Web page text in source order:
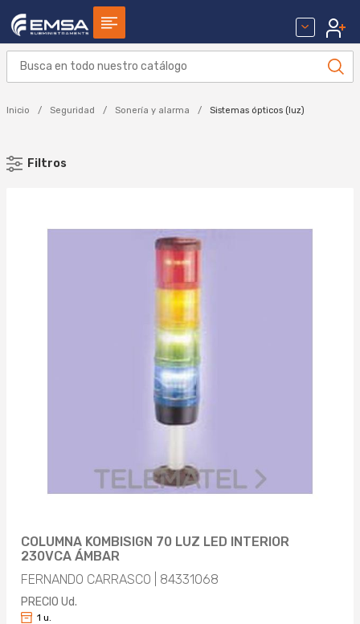
Inicio Seguridad Sonería y alarma Sistemas ópticos (luz)
Filtros
FERNANDO CARRASCO (15)
Aplicar
COLUMNA KOMBISIGN 70 LUZ LED INTERIOR
230VCA ÁMBAR
FERNANDO CARRASCO | 84331068
PRECIO Ud.
1 u.